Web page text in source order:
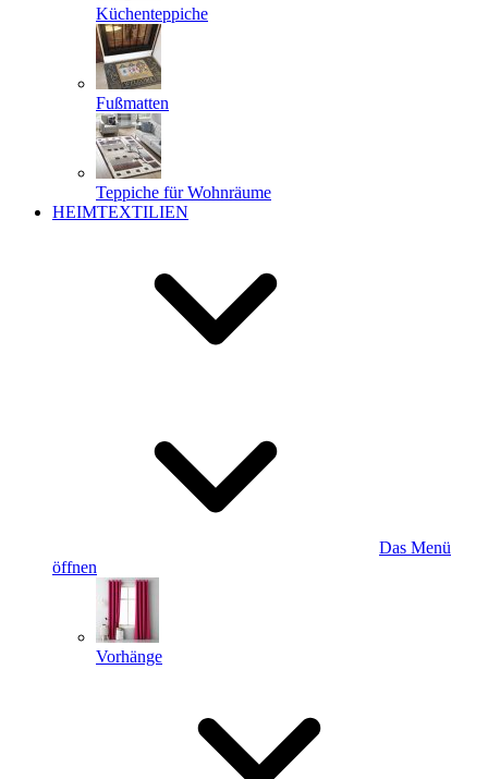
Küchenteppiche
Fußmatten
Teppiche für Wohnräume
HEIMTEXTILIEN
Das Menü
öffnen
Vorhänge